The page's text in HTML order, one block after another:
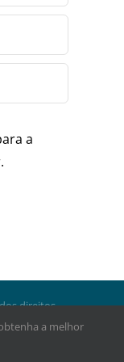
a
direitos
a melhor